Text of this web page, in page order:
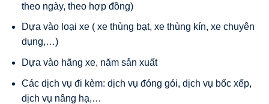
theo ngày, theo hợp đồng)
Dựa vào loại xe ( xe thùng bạt, xe thùng kín, xe chuyên
dụng,…)
Dựa vào hãng xe, năm sản xuất
Các dịch vụ đi kèm: dịch vụ đóng gói, dịch vụ bốc xếp,
dịch vụ nâng hạ,…